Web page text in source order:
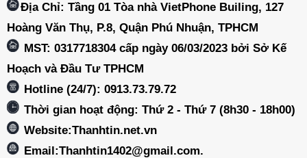
Địa Chỉ: Tầng 01 Tòa nhà VietPhone Builing, 127
Hoàng Văn Thụ, P.8, Quận Phú Nhuận, TPHCM
MST: 0317718304 cấp ngày 06/03/2023 bởi Sở Kế
Hoạch và Đầu Tư TPHCM
Hotline (24/7): 0913.73.79.72
Thời gian hoạt động: Thứ 2 - Thứ 7 (8h30 - 18h00)
Website:Thanhtin.net.vn
Email:Thanhtin1402@gmail.com.